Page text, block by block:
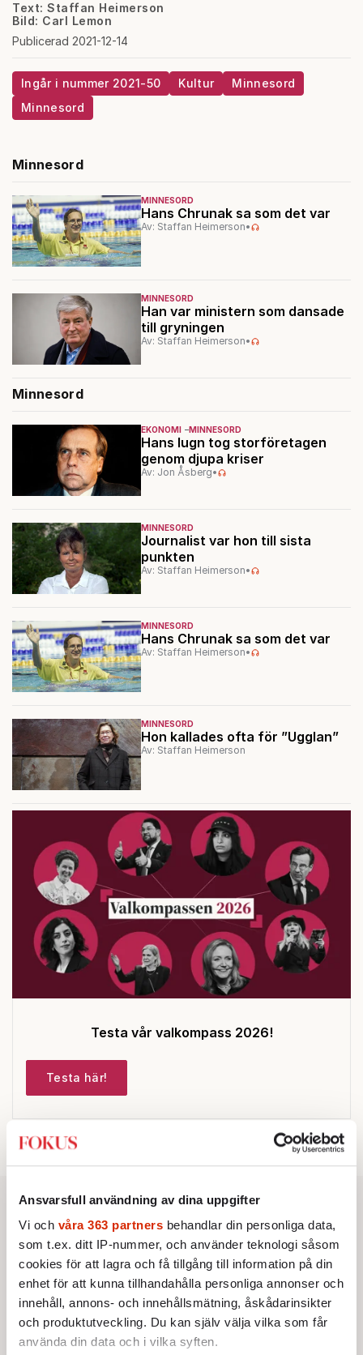
Ansvarsfull användning av dina uppgifter
Vi och våra 363 partners behandlar din personliga data,
som t.ex. ditt IP-nummer, och använder teknologi såsom
cookies för att lagra och få tillgång till information på din
enhet för att kunna tillhandahålla personliga annonser och
innehåll, annons- och innehållsmätning, åskådarinsikter
och produktutveckling. Du kan själv välja vilka som får
använda din data och i vilka syften.
Text: Staffan Heimerson
Bild: Carl Lemon
Publicerad 2021-12-14
Ingår i nummer 2021-50 Kultur
Minnesord
Minnesord
Minnesord
MINNESORD
Hans Chrunak sa som det var
Av: Staffan Heimerson•
MINNESORD
Han var ministern som dansade
till gryningen
Av: Staffan Heimerson•
Minnesord
EKONOMI MINNESORD
Hans lugn tog storföretagen
genom djupa kriser
Av: Jon Åsberg•
MINNESORD
Journalist var hon till sista
punkten
Av: Staffan Heimerson•
MINNESORD
Hans Chrunak sa som det var
Av: Staffan Heimerson•
MINNESORD
Hon kallades ofta för ”Ugglan”
Av: Staffan Heimerson
Testa vår valkompass 2026!
Testa här!